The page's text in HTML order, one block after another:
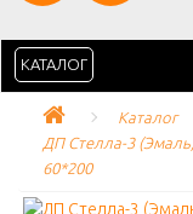
КАТАЛОГ
Каталог
ДП Стелла-3
60*200